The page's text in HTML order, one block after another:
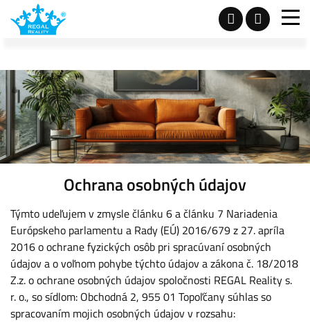
Ochrana osobných údajov
Týmto udeľujem v zmysle článku 6 a článku 7 Nariadenia
Európskeho parlamentu a Rady (EÚ) 2016/679 z 27. apríla
2016 o ochrane fyzických osôb pri spracúvaní osobných
údajov a o voľnom pohybe týchto údajov a zákona č. 18/2018
Z.z. o ochrane osobných údajov spoločnosti REGAL Reality s.
r. o., so sídlom: Obchodná 2, 955 01 Topoľčany súhlas so
spracovaním mojich osobných údajov v rozsahu: